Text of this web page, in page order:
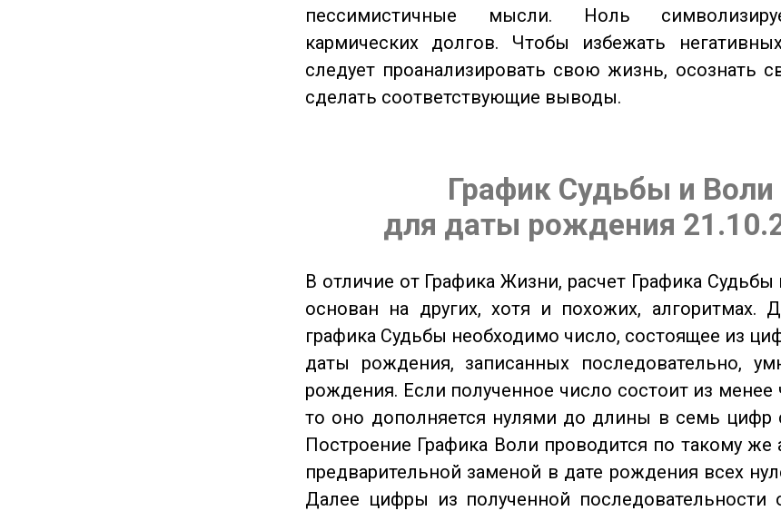
пессимистичные мысли. Ноль
кармических долгов. Чтобы избежать
следует проанализировать свою жизнь, осознать
сделать соответствующие выводы.
График Судьбы и Воли
для даты рождения
В отличие от Графика Жизни, расчет Графика
основан на других, хотя и похожих, алгоритмах.
графика Судьбы необходимо число, состоящее из
даты рождения, записанных последовательно,
рождения. Если полученное число состоит из
то оно дополняется нулями до длины в семь цифр
Построение Графика Воли проводится по такому же
предварительной заменой в дате рождения всех
Далее цифры из полученной последовательности